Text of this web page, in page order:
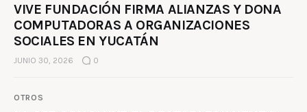
VIVE FUNDACIÓN FIRMA ALIANZAS Y DONA
COMPUTADORAS A ORGANIZACIONES
SOCIALES EN YUCATÁN
JUNIO 30, 2026 0
OTROS